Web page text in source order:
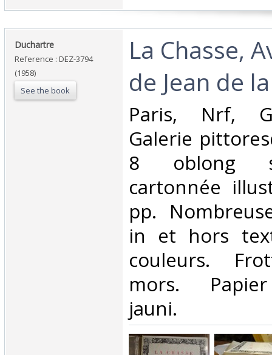
‎Duchartre‎
Reference : DEZ-3794
(1958)
See the book
‎La Chasse,
de Jean de
‎Paris, Nrf,
Galerie
8 oblong
cartonnée
pp.
in et hors
couleurs.
mors.
jauni.‎